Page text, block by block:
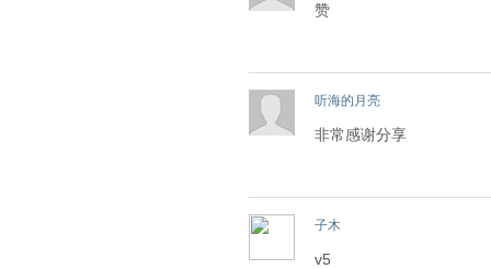
赞
听海的月亮
非常感谢分享
子木
v5